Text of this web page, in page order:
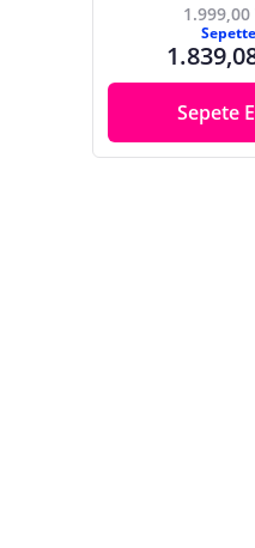
1.999,00
Sepette
Sepete